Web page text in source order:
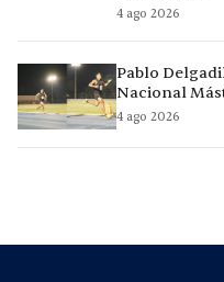
4 ago 2026
Pablo
Nacional
4 ago 2026